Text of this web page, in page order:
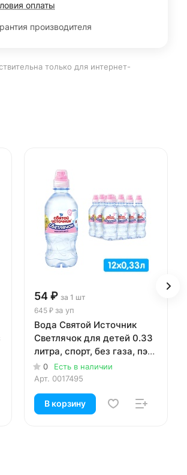
оплаты
производителя
только для интернет-
54 ₽ за 1 шт
645 ₽ за уп
Вода Святой Источник
Светлячок для детей 0.33
литра, спорт, без газа, пэт,
12 шт. в уп.
0
Есть в наличии
Арт. 0017495
В корзину